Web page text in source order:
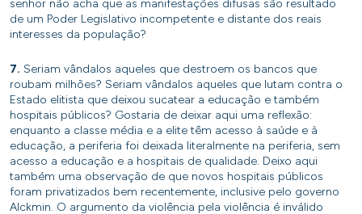
senhor não acha que as manifestações difusas são resultado
de um Poder Legislativo incompetente e distante dos reais
interesses da população?
7. Seriam vândalos aqueles que destroem os bancos que
roubam milhões? Seriam vândalos aqueles que lutam contra o
Estado elitista que deixou sucatear a educação e também
hospitais públicos? Gostaria de deixar aqui uma reflexão:
enquanto a classe média e a elite têm acesso à saúde e à
educação, a periferia foi deixada literalmente na periferia, sem
acesso a educação e a hospitais de qualidade. Deixo aqui
também uma observação de que novos hospitais públicos
foram privatizados bem recentemente, inclusive pelo governo
Alckmin. O argumento da violência pela violência é inválido